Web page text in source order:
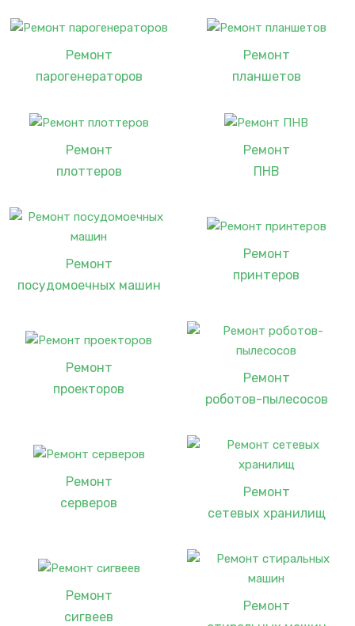
Ремонт
парогенераторов
Ремонт
планшетов
Ремонт
плоттеров
Ремонт
ПНВ
Ремонт
посудомоечных машин
Ремонт
принтеров
Ремонт
проекторов
Ремонт
роботов-пылесосов
Ремонт
серверов
Ремонт
сетевых хранилищ
Ремонт
сигвеев
Ремонт